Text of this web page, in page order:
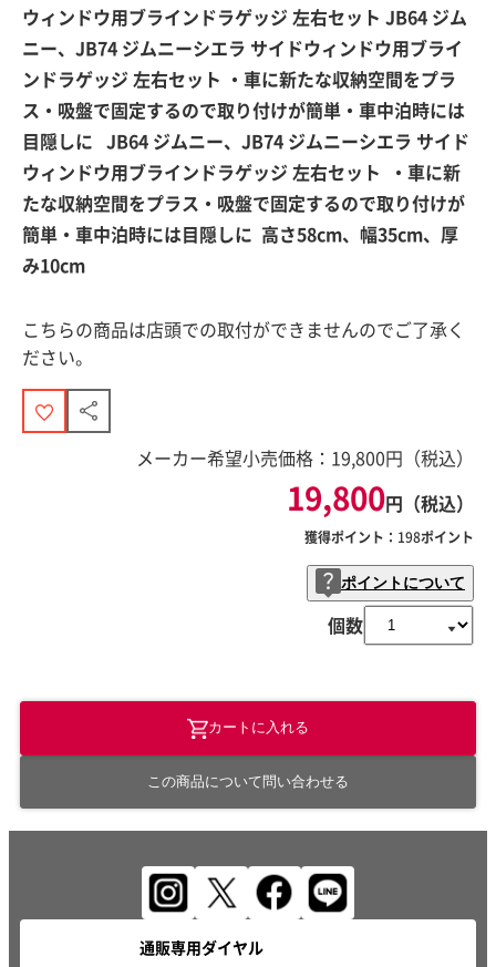
ウィンドウ用ブラインドラゲッジ 左右セット JB64 ジム
ニー、JB74 ジムニーシエラ サイドウィンドウ用ブライ
ンドラゲッジ 左右セット ・車に新たな収納空間をプラ
ス・吸盤で固定するので取り付けが簡単・車中泊時には
目隠しに JB64 ジムニー、JB74 ジムニーシエラ サイド
ウィンドウ用ブラインドラゲッジ 左右セット ・車に新
たな収納空間をプラス・吸盤で固定するので取り付けが
簡単・車中泊時には目隠しに 高さ58cm、幅35cm、厚
み10cm
こちらの商品は店頭での取付ができませんのでご了承く
ださい。
メーカー希望小売価格： 19,800円（税込）
19,800円（税込）
獲得ポイント： 198ポイント
ポイントについて
個数
この商品について問い合わせる
カートに入れる
通販専用ダイヤル